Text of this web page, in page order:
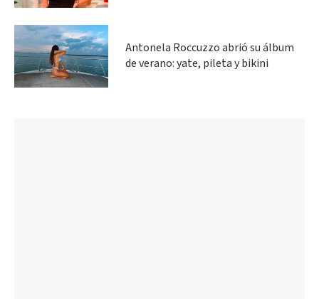
Antonela Roccuzzo abrió su álbum
de verano: yate, pileta y bikini